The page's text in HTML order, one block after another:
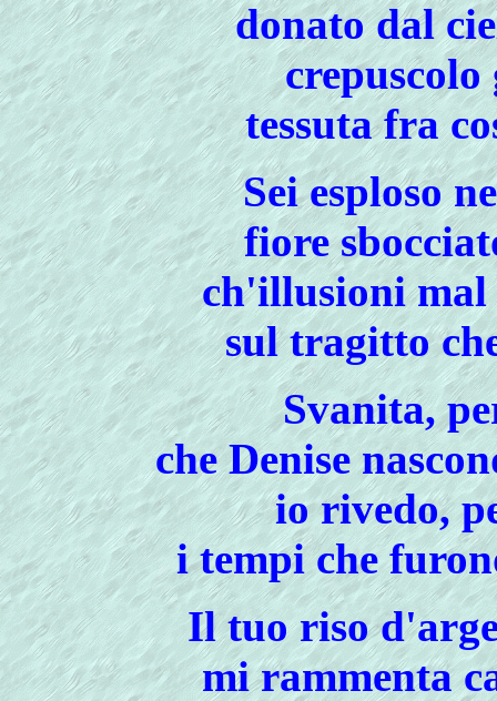
donato dal
tessuta fra
Sei esploso
fiore
ch'illusioni mal
sul tragitto
Svanita,
che Denise
io rivedo,
i tempi che
Il tuo riso
mi rammenta